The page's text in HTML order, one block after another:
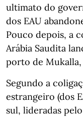
ultimato do
dos EAU
Pouco depois, a
Arábia Saudita
porto de
Segundo a
estrangeiro (dos
sul, lideradas